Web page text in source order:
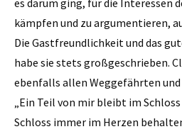
es darum ging, für die Interessen
kämpfen und zu argumentieren,
Die Gastfreundlichkeit und das
habe sie stets großgeschrieben.
ebenfalls allen Weggefährten
„Ein Teil von mir bleibt im Schloss
Schloss immer im Herzen